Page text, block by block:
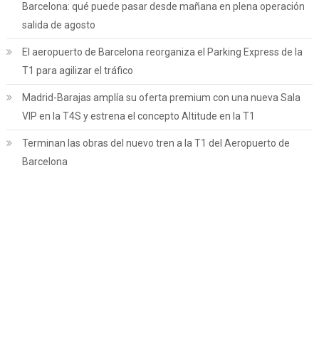
Barcelona: qué puede pasar desde mañana en plena operación
salida de agosto
El aeropuerto de Barcelona reorganiza el Parking Express de la
T1 para agilizar el tráfico
Madrid-Barajas amplía su oferta premium con una nueva Sala
VIP en la T4S y estrena el concepto Altitude en la T1
Terminan las obras del nuevo tren a la T1 del Aeropuerto de
Barcelona